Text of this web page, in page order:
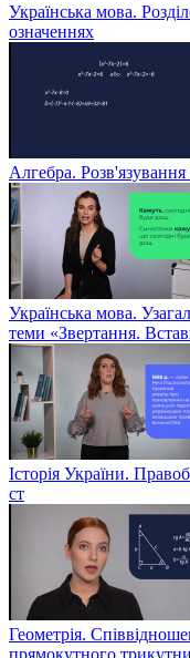
Українська мова.
означеннях
Алгебра.
Українська мова.
теми «Звертання.
Історія України.
ст
Геометрія.
прямокутного